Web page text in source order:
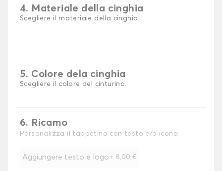
4. Materiale della cinghia
Scegliere il materiale della cinghia.
5. Colore dela cinghia
Scegliere il colore del cinturino.
6. Ricamo
Personalizza il tappetino con testo e/o icona
Aggiungere testo e logo+ 8,00 €